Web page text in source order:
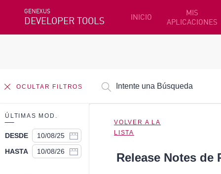
GENEXUS
DEVELOPER TOOLS INICIO
MIS
APLICACIONES